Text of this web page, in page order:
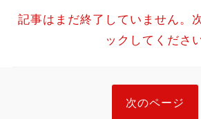
記事はまだ終了していません。
ックしてくださ
次のページ